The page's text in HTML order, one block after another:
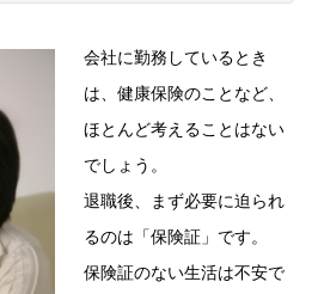
会社に勤務しているとき
は、健康保険のことなど、
ほとんど考えることはない
でしょう。
退職後、まず必要に迫られ
るのは「保険証」です。
保険証のない生活は不安で